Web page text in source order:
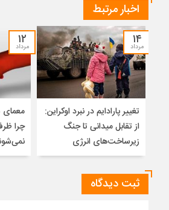
اخبار مرتبط
۱۴
مرداد
تغییر پارادایم در نبرد اوکراین:
از تقابل میدانی تا جنگ
زیرساخت‌های انرژی
۱۲
مرداد
معمای
چرا
ثبت دیدگاه